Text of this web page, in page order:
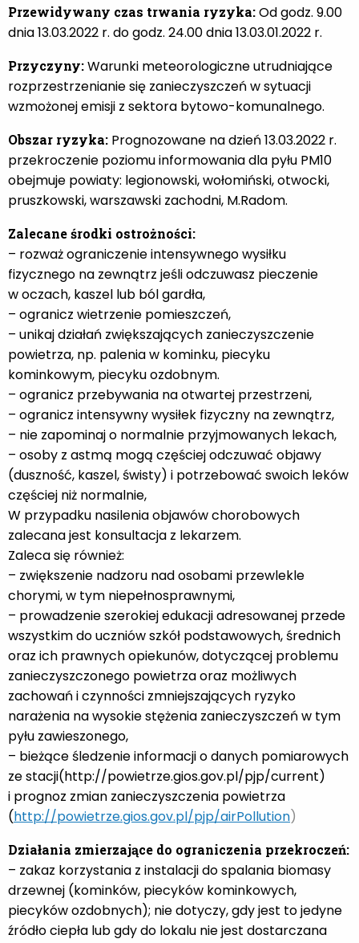
Przewidywany czas trwania ryzyka:Od godz. 9.00
dnia 13.03.2022 r. do godz. 24.00 dnia 13.03.01.2022 r.
Przyczyny:Warunki meteorologiczne utrudniające
rozprzestrzenianie się zanieczyszczeń w sytuacji
wzmożonej emisji z sektora bytowo-komunalnego.
Obszar ryzyka: Prognozowane na dzień 13.03.2022 r.
przekroczenie poziomu informowania dla pyłu PM10
obejmuje powiaty: legionowski, wołomiński, otwocki,
pruszkowski, warszawski zachodni, M.Radom.
Zalecane środki ostrożności:
– rozważ ograniczenie intensywnego wysiłku
fizycznego na zewnątrz jeśli odczuwasz pieczenie
w oczach, kaszel lub ból gardła,
– ogranicz wietrzenie pomieszczeń,
– unikaj działań zwiększających zanieczyszczenie
powietrza, np. palenia w kominku, piecyku
kominkowym, piecyku ozdobnym.
– ogranicz przebywania na otwartej przestrzeni,
– ogranicz intensywny wysiłek fizyczny na zewnątrz,
– nie zapominaj o normalnie przyjmowanych lekach,
– osoby z astmą mogą częściej odczuwać objawy
(duszność, kaszel, świsty) i potrzebować swoich leków
częściej niż normalnie,
W przypadku nasilenia objawów chorobowych
zalecana jest konsultacja z lekarzem.
Zaleca się również:
– zwiększenie nadzoru nad osobami przewlekle
chorymi, w tym niepełnosprawnymi,
– prowadzenie szerokiej edukacji adresowanej przede
wszystkim do uczniów szkół podstawowych, średnich
oraz ich prawnych opiekunów, dotyczącej problemu
zanieczyszczonego powietrza oraz możliwych
zachowań i czynności zmniejszających ryzyko
narażenia na wysokie stężenia zanieczyszczeń w tym
pyłu zawieszonego,
– bieżące śledzenie informacji o danych pomiarowych
ze stacji(http://powietrze.gios.gov.pl/pjp/current)
i prognoz zmian zanieczyszczenia powietrza
(http://powietrze.gios.gov.pl/pjp/airPollution)
Działania zmierzające do ograniczenia przekroczeń:
– zakaz korzystania z instalacji do spalania biomasy
drzewnej (kominków, piecyków kominkowych,
piecyków ozdobnych); nie dotyczy, gdy jest to jedyne
źródło ciepła lub gdy do lokalu nie jest dostarczana